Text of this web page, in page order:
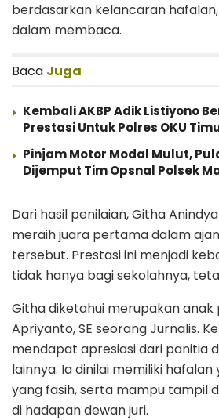
berdasarkan kelancaran
dalam membaca.
Baca Juga
Kembali AKBP Adik Listiyono
Prestasi Untuk Polres OKU
Pinjam Motor Modal Mulut,
Dijemput Tim Opsnal Polsek
Dari hasil penilaian, Githa
meraih juara pertama dalam
tersebut. Prestasi ini menjadi
tidak hanya bagi sekolahnya,
Githa diketahui merupakan
Apriyanto, SE seorang Jurnalis.
mendapat apresiasi dari panitia
lainnya. Ia dinilai memiliki
yang fasih, serta mampu tampil
di hadapan dewan juri.